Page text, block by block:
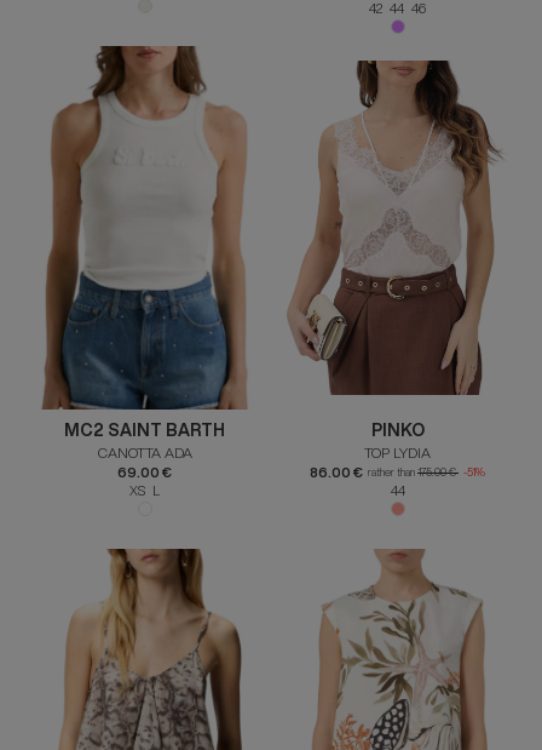
42 44 46
MC2 SAINT BARTH
CANOTTA ADA
69.00 €
XS L
PINKO
TOP LYDIA
86.00 € rather than 175.00 € -51%
44